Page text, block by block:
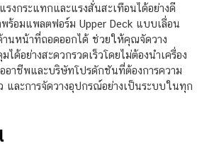
งกระแทกและแรงสั่นสะเทือนได้อย่างดี
ร้อมแพลตฟอร์ม Upper Deck แบบเลื่อน
านหน้าที่ถอดออกได้ ช่วยให้คุณจัดวาง
ด้อย่างสะดวกรวดเร็วโดยไม่ต้องนำเครื่อง
อาชีพและบริษัทโปรดักชันที่ต้องการความ
และการจัดวางอุปกรณ์อย่างเป็นระบบในทุก